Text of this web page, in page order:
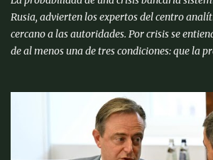
Rusia, advierten los expertos del centro
cercano a las autoridades. Por crisis se
de al menos una de tres condiciones: que la
significativas de fondos de sus cuentas;
una parte significativa (más del 10%) de los
recapitalización a gran escala (más del 2%
(para evitar el colapso). Para proporcionar